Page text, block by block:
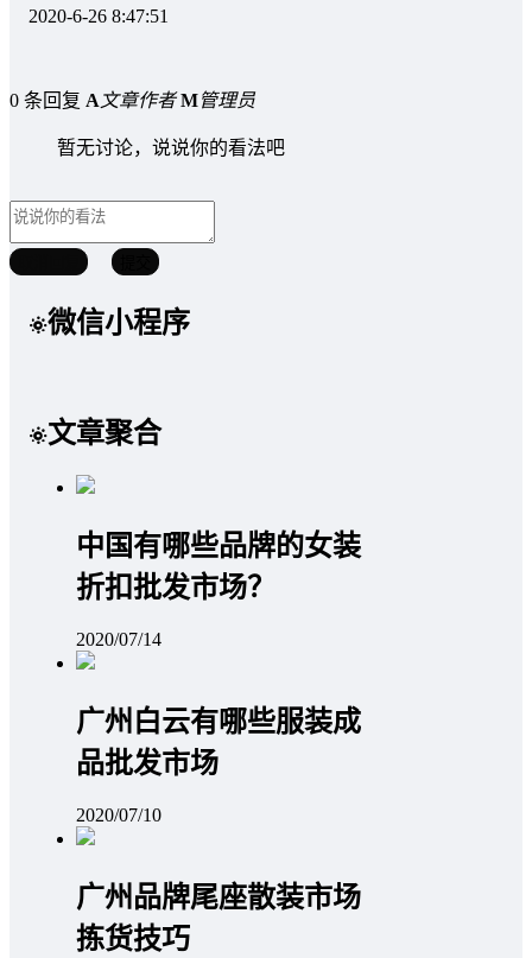
2020-6-26 8:47:51
0 条回复 A文章作者 M管理员
暂无讨论，说说你的看法吧
微信小程序
文章聚合
中国有哪些品牌的女装
折扣批发市场？
2020/07/14
广州白云有哪些服装成
品批发市场
2020/07/10
广州品牌尾座散装市场
拣货技巧